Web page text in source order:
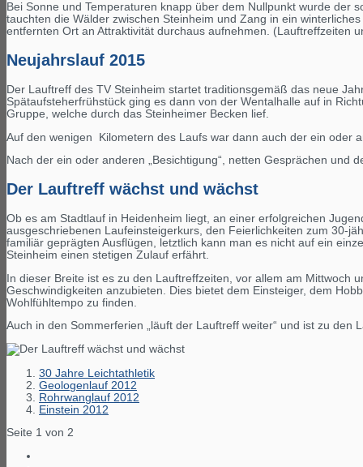
Bei Sonne und Temperaturen knapp über dem Nullpunkt wurde der
tauchten die Wälder zwischen Steinheim und Zang in ein
entfernten Ort an Attraktivität durchaus aufnehmen. (Lauftreffzeiten
Neujahrslauf 2015
Der Lauftreff des TV Steinheim startet traditionsgemäß das neue
Spätaufsteherfrühstück ging es dann von der Wentalhalle auf in
Gruppe, welche durch das Steinheimer Becken lief.
Auf den wenigen Kilometern des Laufs war dann auch der ein oder
Nach der ein oder anderen „Besichtigung“, netten Gesprächen
Der Lauftreff wächst und wächst
Ob es am Stadtlauf in Heidenheim liegt, an einer erfolgreichen
ausgeschriebenen Laufeinsteigerkurs, den Feierlichkeiten zum 30-
familiär geprägten Ausflügen, letztlich kann man es nicht auf ein
Steinheim einen stetigen Zulauf erfährt.
In dieser Breite ist es zu den Lauftreffzeiten, vor allem am Mittwoch
Geschwindigkeiten anzubieten. Dies bietet dem Einsteiger, dem
Wohlfühltempo zu finden.
Auch in den Sommerferien „läuft der Lauftreff weiter“ und ist zu den
30 Jahre Leichtathletik
Geologenlauf 2012
Rohrwanglauf 2012
Einstein 2012
Seite 1 von 2